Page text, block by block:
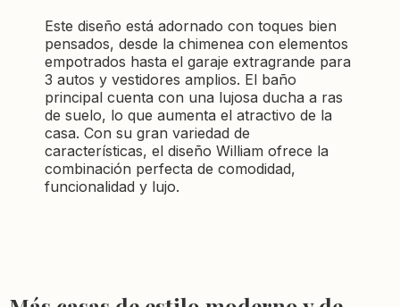
Este diseño está adornado con toques bien
pensados, desde la chimenea con elementos
empotrados hasta el garaje extragrande para
3 autos y vestidores amplios. El baño
principal cuenta con una lujosa ducha a ras
de suelo, lo que aumenta el atractivo de la
casa. Con su gran variedad de
características, el diseño William ofrece la
combinación perfecta de comodidad,
funcionalidad y lujo.